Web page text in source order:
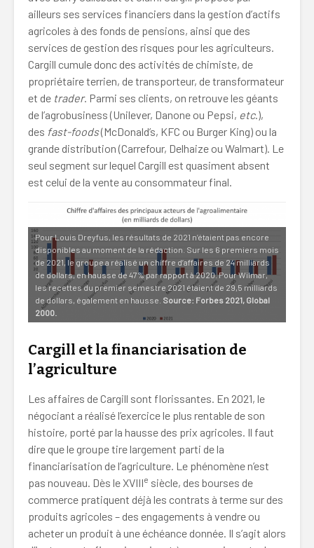
ailleurs ses services financiers dans la gestion d’actifs
agricoles à des fonds de pensions, ainsi que des
services de gestion des risques pour les agriculteurs.
Cargill cumule donc des activités de chimiste, de
propriétaire terrien, de transporteur, de transformateur
et de trader. Parmi ses clients, on retrouve les géants
de l’agrobusiness (Unilever, Danone ou Pepsi, etc.),
des fast-foods(McDonald’s, KFC ou Burger King) ou la
grande distribution (Carrefour, Delhaize ou Walmart). Le
seul segment sur lequel Cargill est quasiment absent
est celui de la vente au consommateur final.
Pour Louis Dreyfus, les résultats de 2021 n’étaient pas encore
disponibles au moment de la rédaction. Sur les 6 premiers mois
de 2021, le groupe a réalisé un chiffre d’affaires de 24 milliards
de dollars, en hausse de 47% par rapport à 2020. Pour Wilmar,
les recettes du premier semestre 2021 étaient de 29,5 milliards
de dollars, également en hausse. Source: Forbes 2021, Global
2000.
Cargill et la financiarisation de
l’agriculture
Les affaires de Cargill sont florissantes. En 2021, le
négociant a réalisé l’exercice le plus rentable de son
histoire, porté par la hausse des prix agricoles. Il faut
dire que le groupe tire largement parti de la
financiarisation de l’agriculture. Le phénomène n’est
pas nouveau. Dès le XVIIIe siècle, des bourses de
commerce pratiquent déjà les contrats à terme sur des
produits agricoles – des engagements à vendre ou
acheter un produit à une échéance donnée. Il s’agit alors